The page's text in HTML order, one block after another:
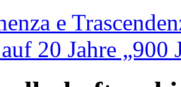
e
20 Jahre „900